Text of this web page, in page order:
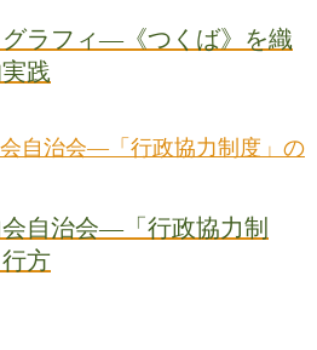
ラフィ―《つくば》を織
践
自治会―「行政協力制
方